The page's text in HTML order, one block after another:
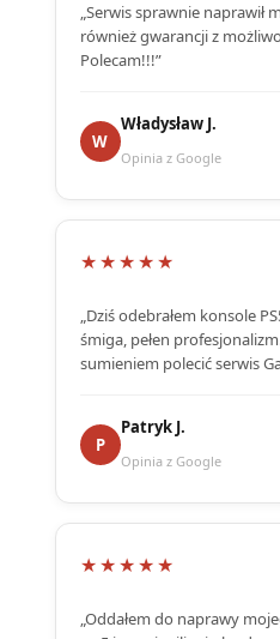
„Serwis sprawnie naprawił
również gwarancji z
Polecam!!!”
W
Władysław J.
Opinia z Google
★★★★★
„Dziś odebrałem konsole
śmiga, pełen
sumieniem polecić serwis
P
Patryk J.
Opinia z Google
★★★★★
„Oddałem do naprawy